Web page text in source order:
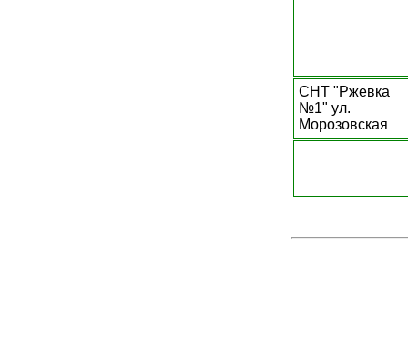
СНТ "Ржевка
№1" ул.
Морозовская